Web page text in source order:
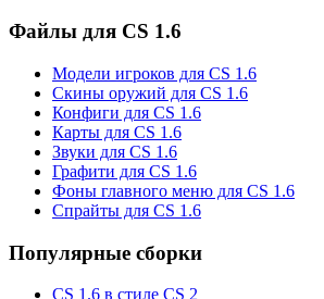
Файлы для CS 1.6
Модели игроков для CS 1.6
Скины оружий для CS 1.6
Конфиги для CS 1.6
Карты для CS 1.6
Звуки для CS 1.6
Графити для CS 1.6
Фоны главного меню для CS 1.6
Спрайты для CS 1.6
Популярные сборки
CS 1.6 в стиле CS 2